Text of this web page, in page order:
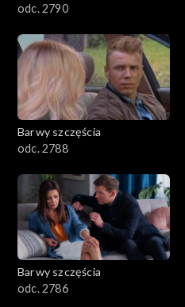
1101–1200
1001–1100
901–1000
801–900
782–800
odc. 2790
Barwy szczęścia
odc. 2788
Barwy szczęścia
odc. 2786